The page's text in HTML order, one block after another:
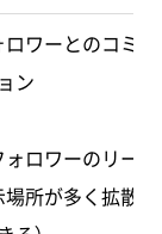
ロワーとのコミ
ン
ォロワーのリー
場所が多く拡散